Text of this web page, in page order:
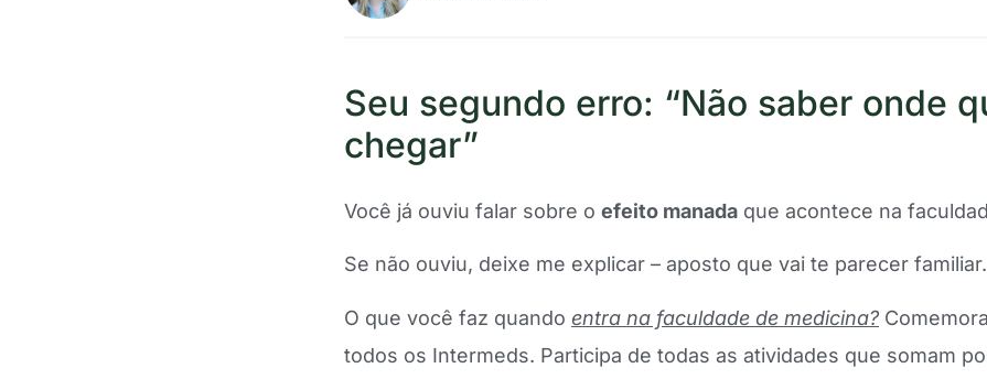
Seu segundo erro: “Não saber onde
chegar”
Você já ouviu falar sobre o efeito manada que acontece na
Se não ouviu, deixe me explicar – aposto que vai te parecer familiar.
O que você faz quando entra na faculdade de medicina?
todos os Intermeds. Participa de todas as atividades que somam